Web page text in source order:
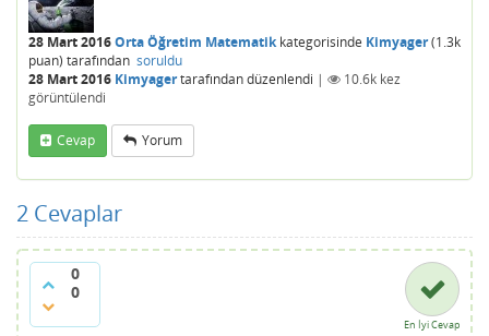
28 Mart 2016Orta Öğretim Matematikkategorisinde Kimyager(1.3k
puan) tarafından soruldu
28 Mart 2016 Kimyagertarafındandüzenlendi | 10.6k kez
görüntülendi
Cevap Yorum
2 Cevaplar
0
0
En İyi Cevap